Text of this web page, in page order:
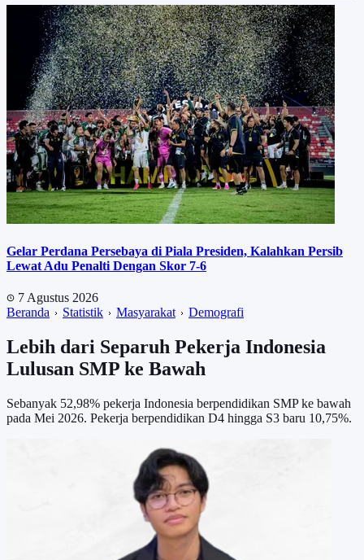
Gelar Perdana Persebaya di Piala Presiden, Kalahkan Persib
Lewat Adu Penalti Dengan Skor 7-6
7 Agustus 2026
Beranda
Statistik Masyarakat Demografi
Lebih dari Separuh Pekerja Indonesia
Lulusan SMP ke Bawah
Sebanyak 52,98% pekerja Indonesia berpendidikan SMP ke bawah
pada Mei 2026. Pekerja berpendidikan D4 hingga S3 baru 10,75%.